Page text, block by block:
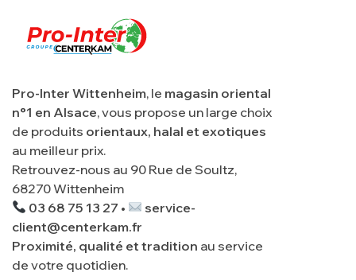
Pro-Inter Wittenheim, le magasin oriental
n°1 en Alsace, vous propose un large choix
de produits orientaux, halal et exotiques
au meilleur prix.
Retrouvez-nous au 90 Rue de Soultz,
68270 Wittenheim
03 68 75 13 27 •
service-
client@centerkam.fr
Proximité, qualité et tradition au service
de votre quotidien.